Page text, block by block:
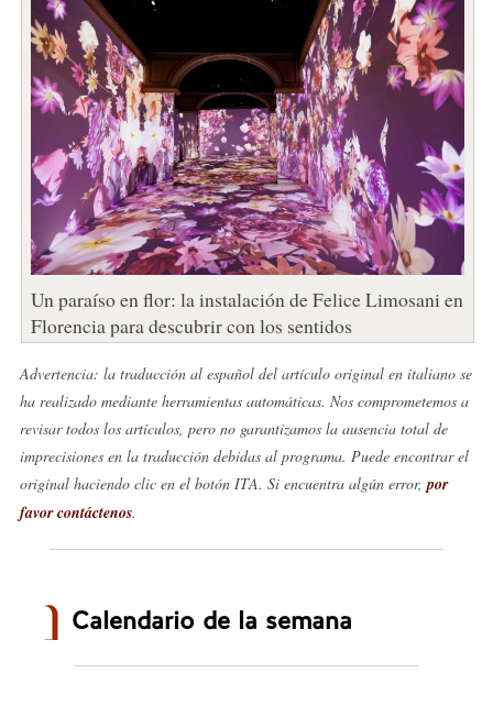
Un paraíso en flor: la instalación de Felice Limosani en
Florencia para descubrir con los sentidos
Advertencia: la traducción al español del artículo original en italiano se
ha realizado mediante herramientas automáticas. Nos comprometemos a
revisar todos los artículos, pero no garantizamos la ausencia total de
imprecisiones en la traducción debidas al programa. Puede encontrar el
original haciendo clic en el botón ITA. Si encuentra algún error, por
favor contáctenos.
Calendario de la semana